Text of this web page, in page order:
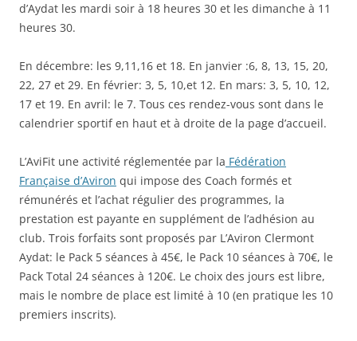
d’Aydat les mardi soir à 18 heures 30 et les dimanche à 11
heures 30.
En décembre: les 9,11,16 et 18. En janvier :6, 8, 13, 15, 20,
22, 27 et 29. En février: 3, 5, 10,et 12. En mars: 3, 5, 10, 12,
17 et 19. En avril: le 7. Tous ces rendez-vous sont dans le
calendrier sportif en haut et à droite de la page d’accueil.
L’AviFit une activité réglementée par la Fédération
Française d’Aviron qui impose des Coach formés et
rémunérés et l’achat régulier des programmes, la
prestation est payante en supplément de l’adhésion au
club. Trois forfaits sont proposés par L’Aviron Clermont
Aydat: le Pack 5 séances à 45€, le Pack 10 séances à 70€, le
Pack Total 24 séances à 120€. Le choix des jours est libre,
mais le nombre de place est limité à 10 (en pratique les 10
premiers inscrits).